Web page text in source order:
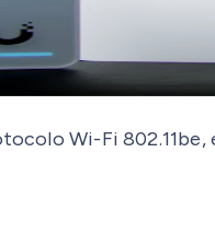
Wi-Fi